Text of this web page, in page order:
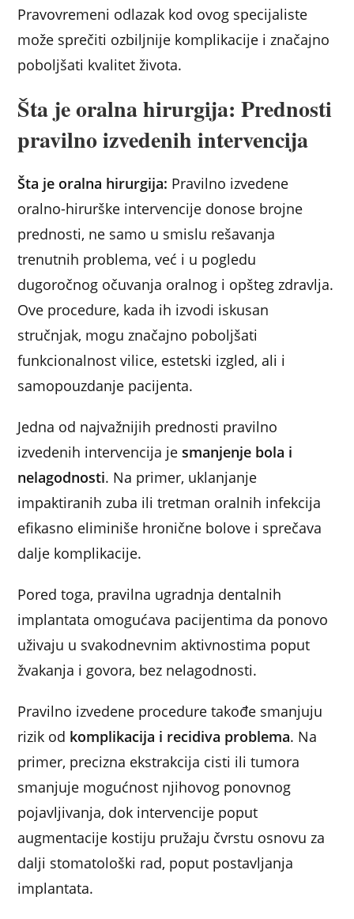
Pravovremeni odlazak kod ovog specijaliste
može sprečiti ozbiljnije komplikacije i značajno
poboljšati kvalitet života.
Šta je oralna hirurgija: Prednosti
pravilno izvedenih intervencija
Šta je oralna hirurgija: Pravilno izvedene
oralno-hirurške intervencije donose brojne
prednosti, ne samo u smislu rešavanja
trenutnih problema, već i u pogledu
dugoročnog očuvanja oralnog i opšteg zdravlja.
Ove procedure, kada ih izvodi iskusan
stručnjak, mogu značajno poboljšati
funkcionalnost vilice, estetski izgled, ali i
samopouzdanje pacijenta.
Jedna od najvažnijih prednosti pravilno
izvedenih intervencija jesmanjenje bola i
nelagodnosti. Na primer, uklanjanje
impaktiranih zuba ili tretman oralnih infekcija
efikasno eliminiše hronične bolove i sprečava
dalje komplikacije.
Pored toga, pravilna ugradnja dentalnih
implantata omogućava pacijentima da ponovo
uživaju u svakodnevnim aktivnostima poput
žvakanja i govora, bez nelagodnosti.
Pravilno izvedene procedure takođe smanjuju
rizik od komplikacija i recidiva problema. Na
primer, precizna ekstrakcija cisti ili tumora
smanjuje mogućnost njihovog ponovnog
pojavljivanja, dok intervencije poput
augmentacije kostiju pružaju čvrstu osnovu za
dalji stomatološki rad, poput postavljanja
implantata.